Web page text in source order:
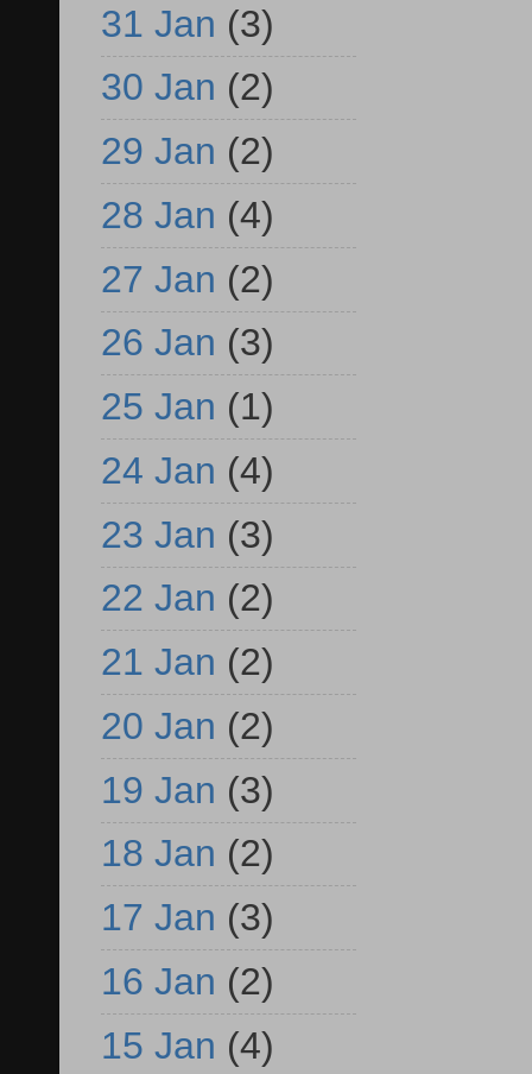
31 Jan (3)
30 Jan (2)
29 Jan (2)
28 Jan (4)
27 Jan (2)
26 Jan (3)
25 Jan (1)
24 Jan (4)
23 Jan (3)
22 Jan (2)
21 Jan (2)
20 Jan (2)
19 Jan (3)
18 Jan (2)
17 Jan (3)
16 Jan (2)
15 Jan (4)